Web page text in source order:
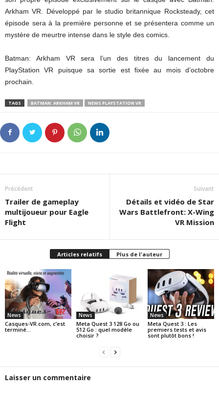
Arkham VR. Développé par le studio britannique Rocksteady, cet
épisode sera à la première personne et se présentera comme un
mystère de meurtre intense dans le style des comics.
Batman: Arkham VR sera l’un des titres du lancement du
PlayStation VR puisque sa sortie est fixée au mois d’octobre
prochain.
TAGS BATMAN: ARKHAM VR NEWS PLAYSTATION VR
Précédent
Trailer de gameplay
multijoueur pour Eagle
Flight
Suivant
Détails et vidéo de Star
Wars Battlefront: X-Wing
VR Mission
Articles relatifs Plus de l'auteur
News
Casques-VR.com, c’est
terminé…
News
Meta Quest 3 128 Go ou
512 Go : quel modèle
choisir ?
News
Meta Quest 3 : Les
premiers tests et avis
sont plutôt bons !
Laisser un commentaire